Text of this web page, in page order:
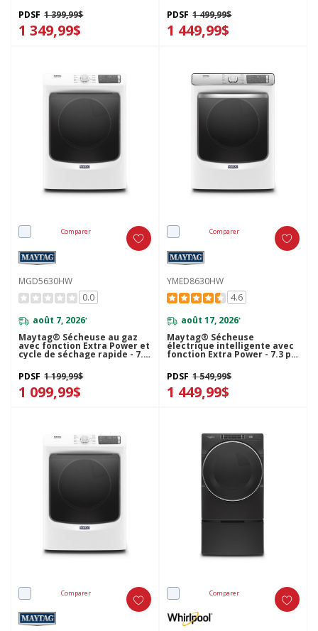
PDSF 1 399,99$
1 349,99$
PDSF 1 499,99$
1 449,99$
Comparer
MGD5630HW
0.0
août 7, 2026*
Maytag® Sécheuse au gaz
avec fonction Extra Power et
cycle de séchage rapide - 7.3
pi cu MGD5630HW
PDSF 1 199,99$
1 099,99$
Comparer
YMED8630HW
4.6
août 17, 2026*
Maytag® Sécheuse
électrique intelligente avec
fonction Extra Power - 7.3 pi
PDSF 1 549,99$
1 449,99$
Comparer Comparer